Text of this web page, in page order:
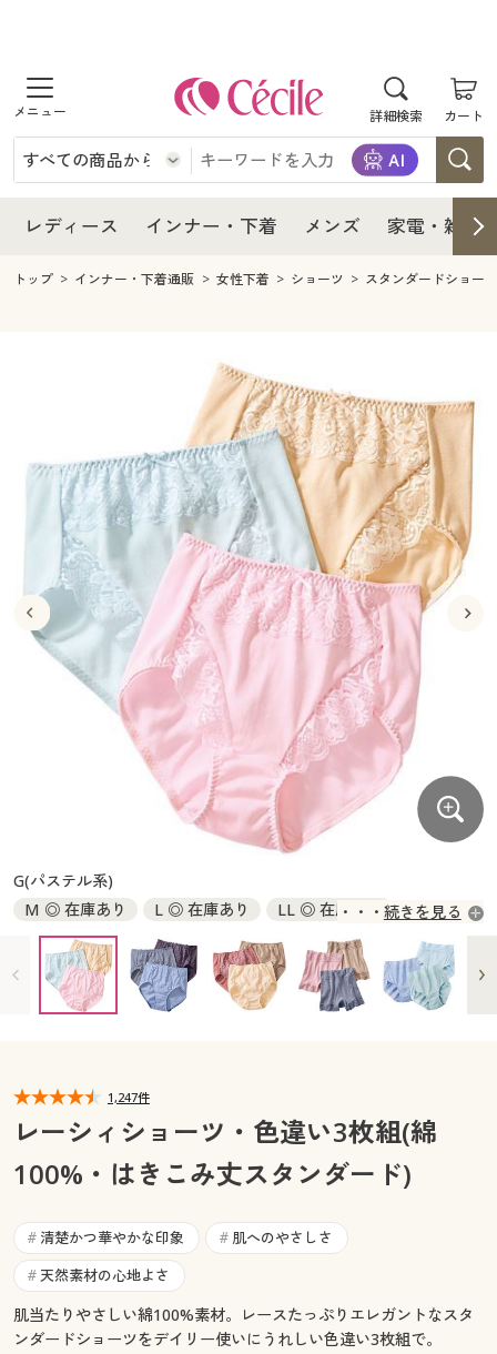
詳細検索 カート
商品を探す
レディース
レディースファッション
インナー・下着
インナー・下着通販すべて
ジュニア・ティーンズ下着
メンズ
メンズ下着
家電
キッチン・雑貨・日用品
寝具・インテリア・家具
寝具・インテリア・家具通販すべて
家具・収納
寝具・ベッド
カーテン・ラグ・ファブリック
美容・健康
美容・健康通販すべて
美容・健康・サプリメント
制服・スクール
制服・スクールすべて
制服・学生服
ジュニア・ティーンズ下着
大きいサイズ
大きいサイズ通販すべて
大きいサイズ レディース服
大きいサイズ レディース下着
大きいサイズ 事務・制服
バーゲン
バーゲンセール
シークレットセール
商品カテゴリ一覧
カタログ・チラシからのご注文
デジタルカタログ
カタログ無料プレゼント
マイページ
閲覧履歴
お気に入り
サポート
ご利用ガイド
レディース インナー・下着 メンズ 家電・雑貨
レディース
レディース通販すべて
レディースファッション
インナー・下着
インナー・下着通販すべて
ジュニア・ティーンズ下着
メンズ
キッチン・雑貨・日用品
寝具・インテリア・家具通販すべて
寝具・ベッド
カーテン・ラグ・ファブリック
美容・健康通販すべて
美容・健康・サプリメント
制服・スクール
制服・スクールすべて
制服・学生服
ジュニア・ティーンズ下着
大きいサイズ
大きいサイズ通販すべて
大きいサイズ レディース服
大きいサイズ レディース下着
大きいサイズ メンズ
大きいサイズ 事務・制服
バーゲン
バーゲンセール
シークレットセール
詳細検索
商品カテゴリ一覧
カタログ・チラシからのご注文
カタログ無料プレゼント
会員メニュー
閲覧履歴
お気に入り
ご利用ガイド
よくある質問とお問い合わせ
トップ インナー・下着通販 女性下着 ショーツ スタンダードショー
G(パステル系)
M ◎ 在庫あり
L ◎ 在庫あり
LL ◎ 在庫あり
3L ◎ 在庫あり
5L ◎ 在庫あり
続きを見る
1,247件
レーシィショーツ・色違い3枚組(綿
100%・はきこみ丈スタンダード)
# 清楚かつ華やかな印象 # 肌へのやさしさ
# 天然素材の心地よさ
肌当たりやさしい綿100%素材。レースたっぷりエレガントなスタ
ンダードショーツをデイリー使いにうれしい色違い3枚組で。